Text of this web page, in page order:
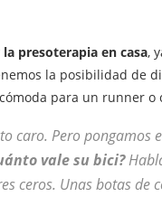
presoterapia en casa,
la posibilidad de
para un runner
caro. Pero pongamos
vale su bici?
ceros. Unas botas